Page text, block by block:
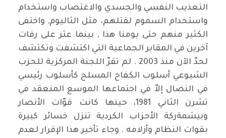
التعذيب النفسي والجسدي والاغتصاب واستخدام
واستخدام السموم لقتلهم، مثل الثاليوم, واختفى
الكثير منهم حتى يومنا هذا , بينما عثر على رفات
آخرين في المقابر الجماعية التي اكتشفت وتكتشف
لحدّ الآن منذ 2003 . لم تقرّ اللجنة المركزية للحزب
الشيوعي أسلوب الكفاح المسلح كأسلوب رئيسي
في النضال إلاّ في اجتماعها الموسع المنعقد في
تشرن الثاني 1981، حينها كانت قوّات الأنصار
وبيشمةركة الأحزاب الكردية تنزل خسائر كبيرة
بقوات النظام وأزلامه . وجاء تأخير هذا الإقرار لعدم